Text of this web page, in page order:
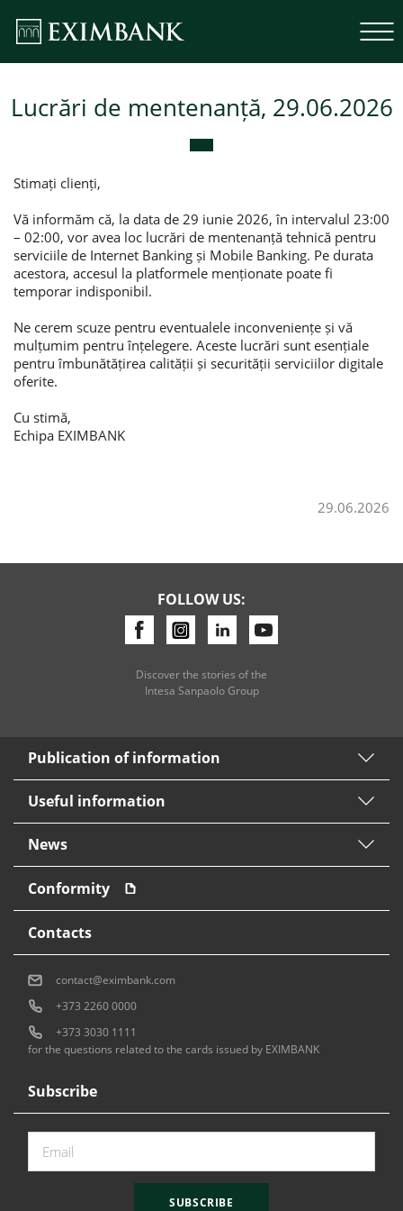
Lucrări de mentenanță, 29.06.2026
Stimați clienți,
Vă informăm că, la data de 29 iunie 2026, în intervalul 23:00
– 02:00, vor avea loc lucrări de mentenanță tehnică pentru
serviciile de Internet Banking și Mobile Banking. Pe durata
acestora, accesul la platformele menționate poate fi
temporar indisponibil.
Ne cerem scuze pentru eventualele inconveniențe și vă
mulțumim pentru înțelegere. Aceste lucrări sunt esențiale
pentru îmbunătățirea calității și securității serviciilor digitale
oferite.
Cu stimă,
Echipa EXIMBANK
29.06.2026
FOLLOW US:
Discover the stories of the
Intesa Sanpaolo Group
Publication of information
Useful information
News
Conformity
Subscribe
SUBSCRIBE
Contacts
contact@eximbank.com
+373 2260 0000
+373 3030 1111
for the questions related to the cards issued by EXIMBANK